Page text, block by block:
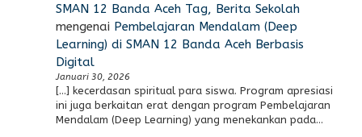
SMAN 12 Banda Aceh Tag, Berita Sekolah
mengenai Pembelajaran Mendalam (Deep
Learning) di SMAN 12 Banda Aceh Berbasis
Digital
Januari 30, 2026
[…] kecerdasan spiritual para siswa. Program apresiasi
ini juga berkaitan erat dengan program Pembelajaran
Mendalam (Deep Learning) yang menekankan pada…